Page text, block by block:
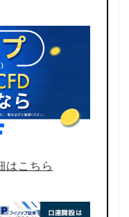
はこちら